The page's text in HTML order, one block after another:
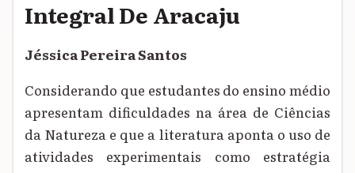
Integral De Aracaju
Jéssica Pereira Santos
Considerando que estudantes do ensino médio
apresentam dificuldades na área de Ciências
da Natureza e que a literatura aponta o uso de
atividades experimentais como estratégia